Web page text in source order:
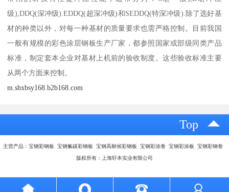
级),DDQ(深冲级).EDDQ(超深冲级)和SEDDQ(特深冲级).除了选好基
材的种类以外，对每一种基材的质量要求也需严格控制。目前我国
一般有规模的彩色涂层钢板生产厂家，都参照国家或部级同类产品
标准，制定套本企业对基材上机前的验收制度。这些验收标准主要
从两个方面来控制。
m.shxbsy168.b2b168.com
Top
主营产品：宝钢彩钢板 宝钢氟碳彩钢板 宝钢高耐候彩钢板 宝钢彩涂卷 宝钢彩涂板 宝钢彩钢卷
版权所有：上海轩本实业有限公司